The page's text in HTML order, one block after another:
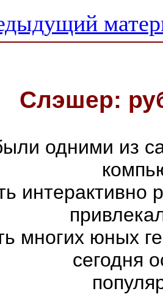
Слэшер:
одними из
интерактивно
многих юных
сегодня